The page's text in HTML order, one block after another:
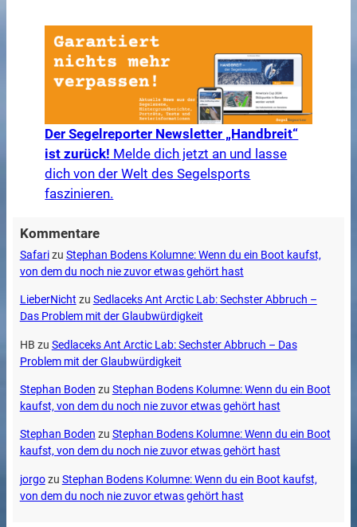
Der Segelreporter Newsletter „Handbreit“
ist zurück! Melde dich jetzt an und lasse
dich von der Welt des Segelsports
faszinieren.
Kommentare
Safarizu Stephan Bodens Kolumne: Wenn du ein Boot kaufst,
von dem du noch nie zuvor etwas gehört hast
LieberNicht zu Sedlaceks Ant Arctic Lab: Sechster Abbruch –
Das Problem mit der Glaubwürdigkeit
HB zu Sedlaceks Ant Arctic Lab: Sechster Abbruch – Das
Problem mit der Glaubwürdigkeit
Stephan Boden zu Stephan Bodens Kolumne: Wenn du ein Boot
kaufst, von dem du noch nie zuvor etwas gehört hast
Stephan Boden zu Stephan Bodens Kolumne: Wenn du ein Boot
kaufst, von dem du noch nie zuvor etwas gehört hast
jorgozu Stephan Bodens Kolumne: Wenn du ein Boot kaufst,
von dem du noch nie zuvor etwas gehört hast